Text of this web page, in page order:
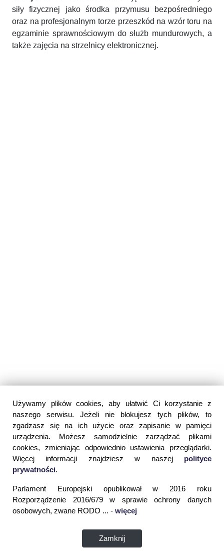
Używamy plików cookies, aby ułatwić Ci korzystanie z
naszego serwisu. Jeżeli nie blokujesz tych plików, to
zgadzasz się na ich użycie oraz zapisanie w pamięci
urządzenia. Możesz samodzielnie zarządzać plikami
cookies, zmieniając odpowiednio ustawienia przeglądarki.
Więcej informacji znajdziesz w naszej polityce
prywatności.
Parlament Europejski opublikował w 2016 roku
Rozporządzenie 2016/679 w sprawie ochrony danych
osobowych, zwane RODO ... - więcej
Zamknij
siły fizycznej jako środka przymusu bezpośredniego
oraz na profesjonalnym torze przeszkód na wzór toru na
egzaminie sprawnościowym do służb mundurowych, a
także zajęcia na strzelnicy elektronicznej.